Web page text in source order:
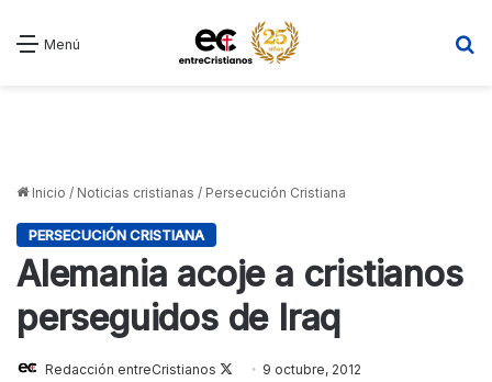
Menú
Inicio / Noticias cristianas / Persecución Cristiana
PERSECUCIÓN CRISTIANA
Alemania acoje a cristianos
perseguidos de Iraq
Redacción entreCristianos
Follow9 octubre, 2012